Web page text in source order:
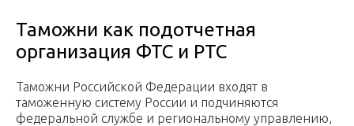
Таможни как подотчетная
организация ФТС и РТС
Таможни Российской Федерации входят в
таможенную систему России и подчиняются
федеральной службе и региональному управлению,